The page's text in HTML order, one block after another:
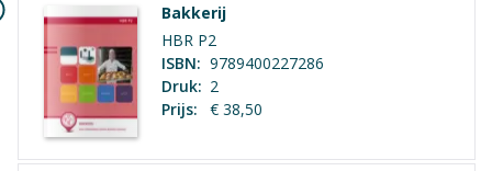
Bakkerij
HBR P2
ISBN: 9789400227286
Druk: 2
Prijs:
€ 38,50